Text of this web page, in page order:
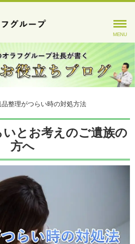
MENU
品整理がつらい時の対処方法
とお考えのご遺族の
方へ